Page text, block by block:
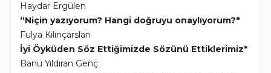
Haydar Ergülen
“Niçin yazıyorum? Hangi doğruyu onaylıyorum?"
Fulya Kılınçarslan
İyi Öyküden Söz Ettiğimizde Sözünü Ettiklerimiz*
Banu Yıldıran Genç